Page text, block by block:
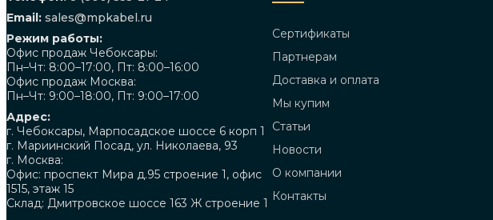
Email: sales@mpkabel.ru
Режим работы:
Офис продаж Чебоксары:
Пн–Чт: 8:00–17:00, Пт: 8:00–16:00
Офис продаж Москва:
Пн–Чт: 9:00–18:00, Пт: 9:00–17:00
Адрес:
г. Чебоксары, Марпосадское шоссе 6 корп 1
г. Мариинский Посад, ул. Николаева, 93
г. Москва:
Офис: проспект Мира д.95 строение 1, офис
1515, этаж 15
Склад: Дмитровское шоссе 163 Ж строение 1
Сертификаты
Партнерам
Доставка и оплата
Мы купим
Статьи
Новости
О компании
Контакты